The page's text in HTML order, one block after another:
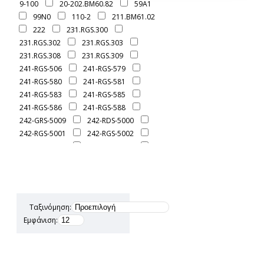
9-100
20-202.BM60.82
59A1
99N0
110-2
211.BM61.02
222
231.RGS.300
231.RGS.302
231.RGS.303
231.RGS.308
231.RGS.309
241-RGS-506
241-RGS-579
241-RGS-580
241-RGS-581
241-RGS-583
241-RGS-585
241-RGS-586
241-RGS-588
242-GRS-5009
242-RDS-5000
242-RGS-5001
242-RGS-5002
251.RGS-5056B
251.RGS-5057
251.RGS-5063
Ταξινόμηση:
Εμφάνιση: